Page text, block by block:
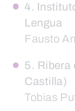
4.
Lengua
Fausto
5. Ribera
Castilla)
Tobias